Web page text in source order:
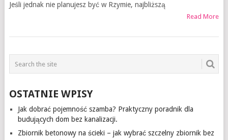
Jeśli jednak nie planujesz być w Rzymie, najbliższą
Read More
OSTATNIE WPISY
Jak dobrać pojemność szamba? Praktyczny poradnik dla
budujących dom bez kanalizacji.
Zbiornik betonowy na ścieki – jak wybrać szczelny zbiornik bez